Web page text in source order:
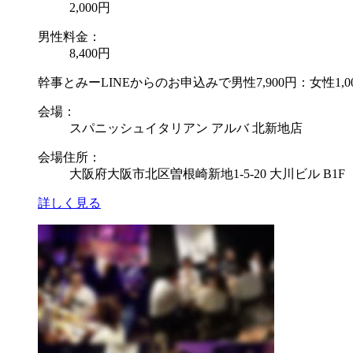
2,000円
男性料金：
8,400円
幹事とみーLINEからのお申込みで男性7,900円：女性
会場：
スパニッシュイタリアン アルバ 北新地店
会場住所：
大阪府大阪市北区曽根崎新地1-5-20 大川ビル B1F
詳しく見る